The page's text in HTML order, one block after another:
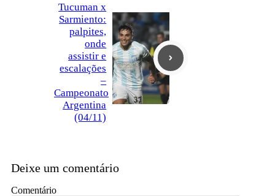
Tucuman x
Sarmiento:
palpites,
onde
assistir e
escalações
–
Campeonato
Argentina
(04/11)
Deixe um comentário
Comentário